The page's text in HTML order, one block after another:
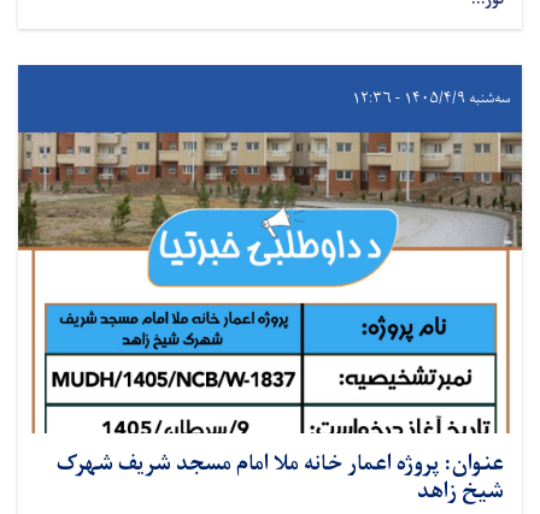
سه‌شنبه ۱۴۰۵/۴/۹ - ۱۲:۳۶
عنوان: پروژه اعمار خانه ملا امام مسجد شریف شهرک
شیخ زاهد